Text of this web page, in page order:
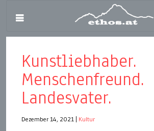
Kunstliebhaber.
Menschenfreund.
Landesvater.
Dezember 14, 2021 Kultur